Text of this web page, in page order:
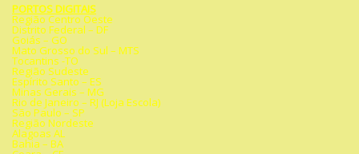
PORTOS DIGITAIS
Região Centro Oeste
Distrito Federal – DF
Goiás – GO
Mato Grosso do Sul – MTS
Tocantins -TO
Região Sudeste
Espírito Santo – ES
Minas Gerais – MG
Rio de Janeiro – RJ (Loja Escola)
São Paulo – SP
Região Nordeste
Alagoas AL
Bahia – BA